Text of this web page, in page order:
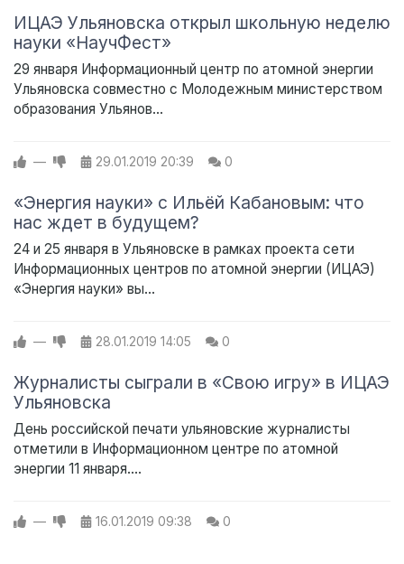
ИЦАЭ Ульяновска открыл школьную неделю
науки «НаучФест»
29 января Информационный центр по атомной энергии
Ульяновска совместно с Молодежным министерством
образования Ульянов...
— 29.01.2019 20:39 0
«Энергия науки» с Ильёй Кабановым: что
нас ждет в будущем?
24 и 25 января в Ульяновске в рамках проекта сети
Информационных центров по атомной энергии (ИЦАЭ)
«Энергия науки» вы...
— 28.01.2019 14:05 0
Журналисты сыграли в «Свою игру» в ИЦАЭ
Ульяновска
День российской печати ульяновские журналисты
отметили в Информационном центре по атомной
энергии 11 января....
— 16.01.2019 09:38 0